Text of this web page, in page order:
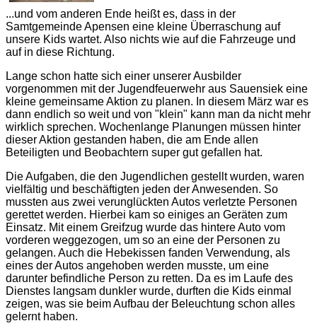
...und vom anderen Ende heißt es, dass in der
Samtgemeinde Apensen eine kleine Überraschung auf
unsere Kids wartet. Also nichts wie auf die Fahrzeuge und
auf in diese Richtung.
Lange schon hatte sich einer unserer Ausbilder
vorgenommen mit der Jugendfeuerwehr aus Sauensiek eine
kleine gemeinsame Aktion zu planen. In diesem März war es
dann endlich so weit und von "klein" kann man da nicht mehr
wirklich sprechen. Wochenlange Planungen müssen hinter
dieser Aktion gestanden haben, die am Ende allen
Beteiligten und Beobachtern super gut gefallen hat.
Die Aufgaben, die den Jugendlichen gestellt wurden, waren
vielfältig und beschäftigten jeden der Anwesenden. So
mussten aus zwei verunglückten Autos verletzte Personen
gerettet werden. Hierbei kam so einiges an Geräten zum
Einsatz. Mit einem Greifzug wurde das hintere Auto vom
vorderen weggezogen, um so an eine der Personen zu
gelangen. Auch die Hebekissen fanden Verwendung, als
eines der Autos angehoben werden musste, um eine
darunter befindliche Person zu retten. Da es im Laufe des
Dienstes langsam dunkler wurde, durften die Kids einmal
zeigen, was sie beim Aufbau der Beleuchtung schon alles
gelernt haben.